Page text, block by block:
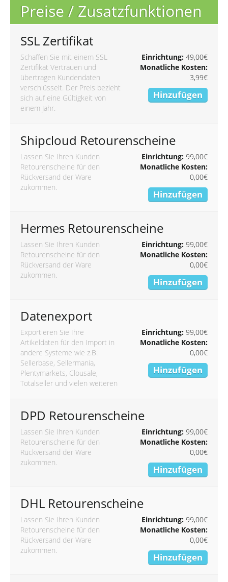
Preise / Zusatzfunktionen
SSL Zertifikat
Schaffen Sie mit einem SSL
Zertifikat Vertrauen und
übertragen Kundendaten
verschlüsselt. Der Preis bezieht
sich auf eine Gültigkeit von
einem Jahr.
Einrichtung:49,00€
Monatliche Kosten:
3,99€
Hinzufügen
Shipcloud Retourenscheine
Lassen Sie Ihren Kunden
Retourenscheine für den
Rückversand der Ware
zukommen.
Einrichtung:99,00€
Monatliche Kosten:
0,00€
Hinzufügen
Hermes Retourenscheine
Lassen Sie Ihren Kunden
Retourenscheine für den
Rückversand der Ware
zukommen.
Einrichtung:99,00€
Monatliche Kosten:
0,00€
Hinzufügen
Datenexport
Exportieren Sie Ihre
Artikeldaten für den Import in
andere Systeme wie z.B.
Sellerbase, Sellermania,
Plentymarkets, Clousale,
Totalseller und vielen weiteren
Einrichtung:99,00€
Monatliche Kosten:
0,00€
Hinzufügen
DPD Retourenscheine
Lassen Sie Ihren Kunden
Retourenscheine für den
Rückversand der Ware
zukommen.
Einrichtung:99,00€
Monatliche Kosten:
0,00€
Hinzufügen
DHL Retourenscheine
Lassen Sie Ihren Kunden
Retourenscheine für den
Rückversand der Ware
zukommen.
Einrichtung:99,00€
Monatliche Kosten:
0,00€
Hinzufügen